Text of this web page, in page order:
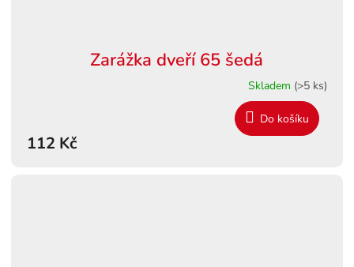
Zarážka dveří 65 šedá
Skladem (>5 ks)
112 Kč
Do košíku